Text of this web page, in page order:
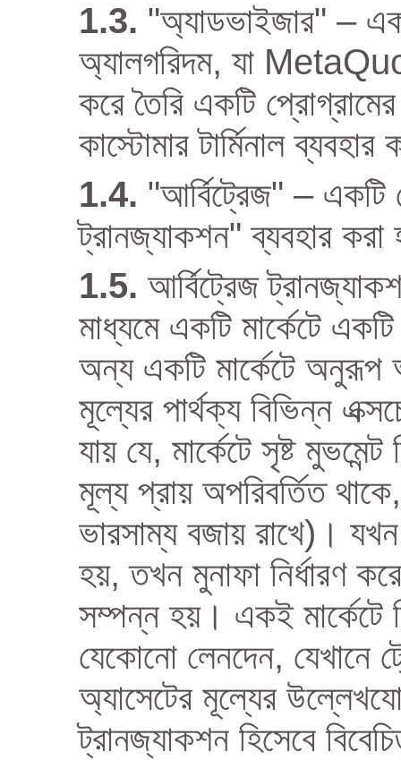
"অ্যাডভাইজার" –
অ্যালগরিদম, যা
করে তৈরি একটি
কাস্টোমার টার্মিনাল
"আর্বিট্রেজ" – একটি
ট্রানজ্যাকশন" ব্যবহার
আর্বিট্রেজ
মাধ্যমে একটি মার্কেটে
অন্য একটি মার্কেটে অনুরূপ
মূল্যের পার্থক্য বিভিন্ন
যায় যে, মার্কেটে সৃষ্ট
মূল্য প্রায় অপরিবর্তিত
ভারসাম্য বজায় রাখে)। যখন
হয়, তখন মুনাফা নির্ধারণ
সম্পন্ন হয়। একই মার্কেটে
যেকোনো লেনদেন, যেখানে
অ্যাসেটের মূল্যের
ট্রানজ্যাকশন হিসেবে